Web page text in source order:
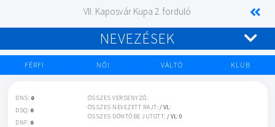
VII. Kaposvár Kupa 2. forduló
NEVEZÉSEK
FÉRFI NŐI VÁLTÓ KLUB
DNS: 0
DSQ: 0
DNF: 0
ÖSSZES VERSENYZŐ:
ÖSSZES NEVEZETT RAJT:/ VL:
ÖSSZES DÖNTŐBE JUTOTT: / VL: 0